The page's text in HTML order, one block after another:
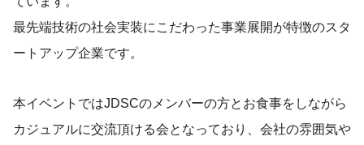
最先端技術の社会実装にこだわった事業展開が特徴のスタ
ートアップ企業です。
本イベントではJDSCのメンバーの方とお食事をしながら
カジュアルに交流頂ける会となっており、会社の雰囲気や